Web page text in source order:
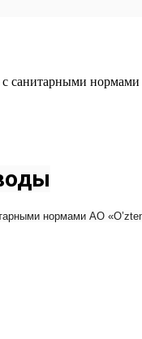
санитарными
нормами АО